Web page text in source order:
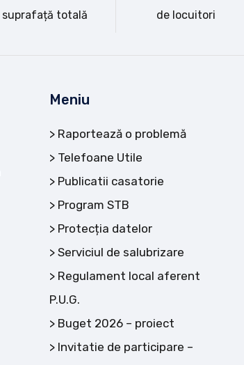
suprafață totală de locuitori
Meniu
Raportează o problemă
Telefoane Utile
Publicatii casatorie
Program STB
Protecția datelor
Serviciul de salubrizare
Regulament local aferent
P.U.G.
Buget 2026 – proiect
Invitatie de participare –